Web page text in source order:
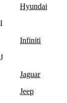
Hyundai
I
Infiniti
J
Jaguar
Jeep